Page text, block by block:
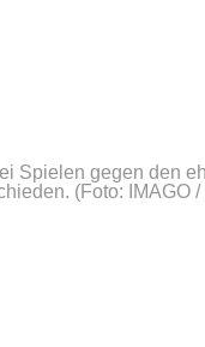
Spielen gegen den
(Foto: IMAGO